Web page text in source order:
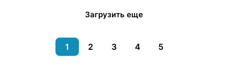
Загрузить еще
1 2 3 4 5